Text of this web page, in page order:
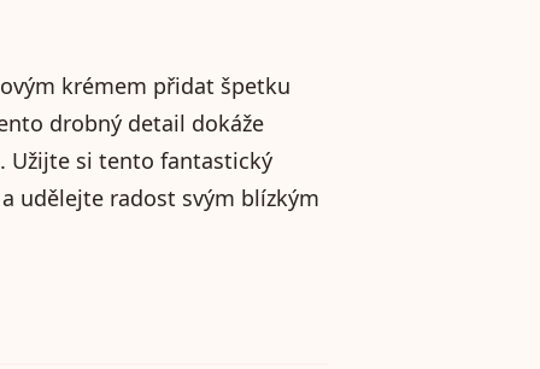
krémem přidat špetku
drobný detail dokáže
Užijte si tento fantastický
udělejte radost svým blízkým